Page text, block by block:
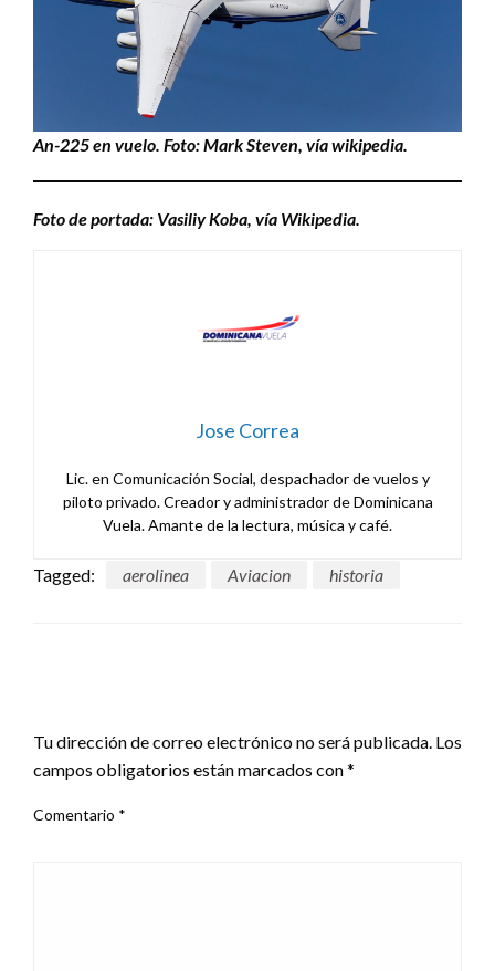
An-225 en vuelo. Foto: Mark Steven, vía wikipedia.
Foto de portada: Vasiliy Koba, vía Wikipedia.
Jose Correa
Lic. en Comunicación Social, despachador de vuelos y
piloto privado. Creador y administrador de Dominicana
Vuela. Amante de la lectura, música y café.
Tagged: aerolinea Aviacion historia
Tu dirección de correo electrónico no será publicada. Los
campos obligatorios están marcados con*
Comentario *